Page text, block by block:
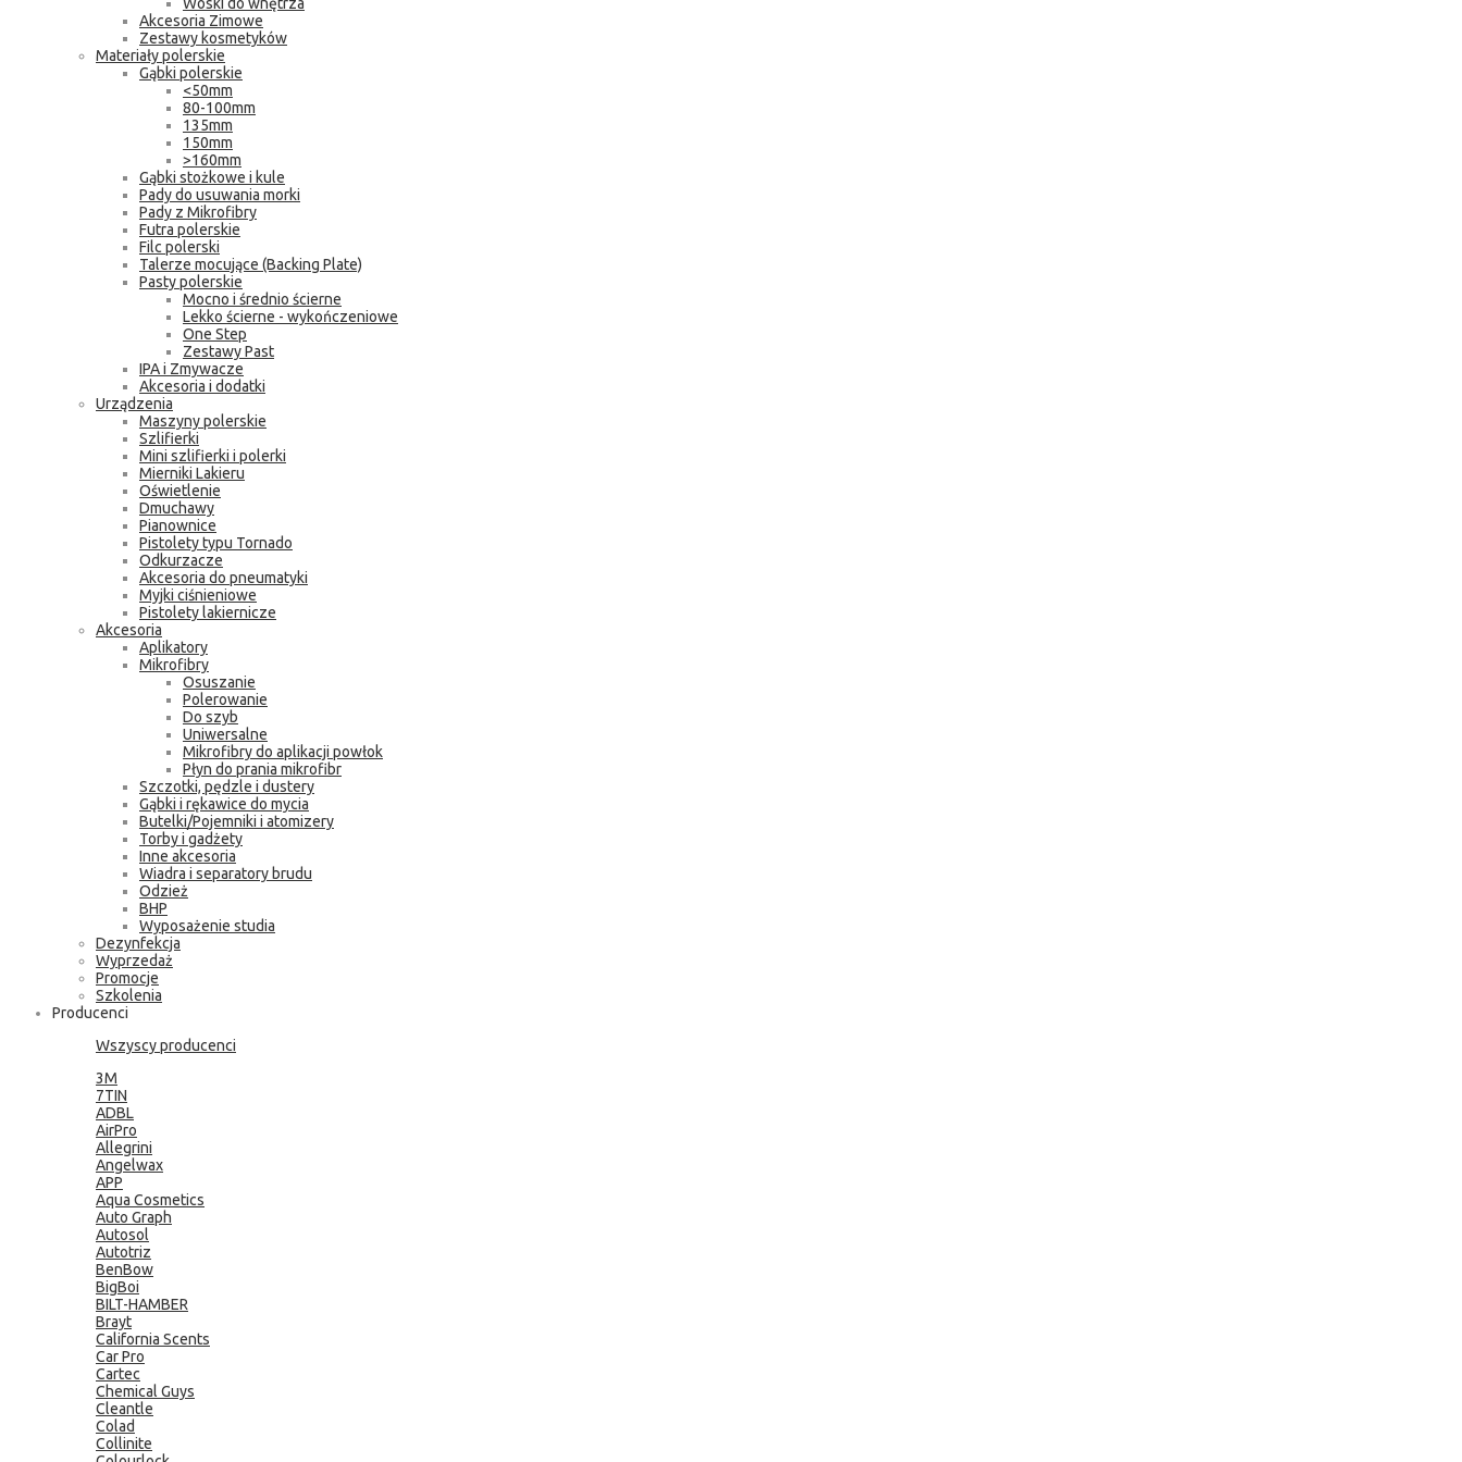
Akcesoria Zimowe
Zestawy kosmetyków
Materiały polerskie
Gąbki polerskie
<50mm
80-100mm
135mm
150mm
>160mm
Gąbki stożkowe i kule
Pady do usuwania morki
Pady z Mikrofibry
Futra polerskie
Filc polerski
Talerze mocujące (Backing Plate)
Pasty polerskie
Mocno i średnio ścierne
Lekko ścierne - wykończeniowe
One Step
Zestawy Past
IPA i Zmywacze
Akcesoria i dodatki
Urządzenia
Maszyny polerskie
Szlifierki
Mini szlifierki i polerki
Mierniki Lakieru
Oświetlenie
Dmuchawy
Pianownice
Pistolety typu Tornado
Odkurzacze
Akcesoria do pneumatyki
Myjki ciśnieniowe
Pistolety lakiernicze
Akcesoria
Aplikatory
Mikrofibry
Osuszanie
Polerowanie
Do szyb
Uniwersalne
Mikrofibry do aplikacji powłok
Płyn do prania mikrofibr
Szczotki, pędzle i dustery
Gąbki i rękawice do mycia
Butelki/Pojemniki i atomizery
Torby i gadżety
Inne akcesoria
Wiadra i separatory brudu
Odzież
BHP
Wyposażenie studia
Dezynfekcja
Wyprzedaż
Promocje
Szkolenia
Producenci
Wszyscy producenci
3M
7TIN
ADBL
AirPro
Allegrini
Angelwax
APP
Aqua Cosmetics
Auto Graph
Autosol
Autotriz
BenBow
BigBoi
BILT-HAMBER
Brayt
California Scents
Car Pro
Cartec
Chemical Guys
Cleantle
Colad
Collinite